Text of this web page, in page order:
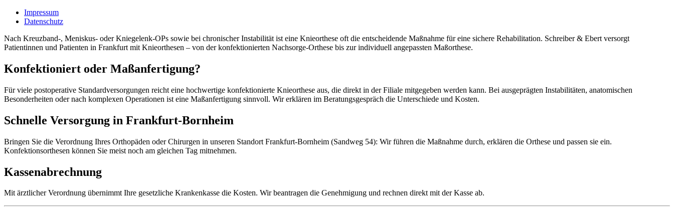
Impressum
Datenschutz
Nach Kreuzband-, Meniskus- oder Kniegelenk-OPs sowie bei chronischer Instabilität ist eine Knieorthese oft die entscheidende Maßnahme für eine sichere Rehabilitation. Schreiber & Ebert versorgt
Patientinnen und Patienten in Frankfurt mit Knieorthesen – von der konfektionierten Nachsorge-Orthese bis zur individuell angepassten Maßorthese.
Konfektioniert oder Maßanfertigung?
Für viele postoperative Standardversorgungen reicht eine hochwertige konfektionierte Knieorthese aus, die direkt in der Filiale mitgegeben werden kann. Bei ausgeprägten Instabilitäten, anatomischen
Besonderheiten oder nach komplexen Operationen ist eine Maßanfertigung sinnvoll. Wir erklären im Beratungsgespräch die Unterschiede und Kosten.
Schnelle Versorgung in Frankfurt-Bornheim
Bringen Sie die Verordnung Ihres Orthopäden oder Chirurgen in unseren Standort Frankfurt-Bornheim (Sandweg 54): Wir führen die Maßnahme durch, erklären die Orthese und passen sie ein.
Konfektionsorthesen können Sie meist noch am gleichen Tag mitnehmen.
Kassenabrechnung
Mit ärztlicher Verordnung übernimmt Ihre gesetzliche Krankenkasse die Kosten. Wir beantragen die Genehmigung und rechnen direkt mit der Kasse ab.